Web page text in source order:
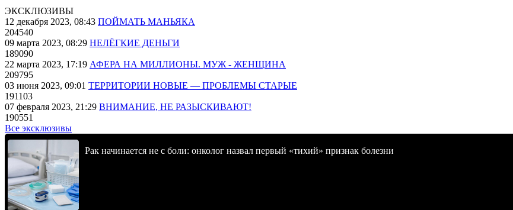
ЭКСКЛЮЗИВЫ
12 декабря 2023, 08:43 ПОЙМАТЬ МАНЬЯКА
204540
09 марта 2023, 08:29 НЕЛЁГКИЕ ДЕНЬГИ
189090
22 марта 2023, 17:19 АФЕРА НА МИЛЛИОНЫ. МУЖ - ЖЕНЩИНА
209795
03 июня 2023, 09:01 ТЕРРИТОРИИ НОВЫЕ — ПРОБЛЕМЫ СТАРЫЕ
191103
07 февраля 2023, 21:29 ВНИМАНИЕ, НЕ РАЗЫСКИВАЮТ!
190551
Все эксклюзивы
Рак начинается не с боли: онколог назвал первый «тихий» признак болезни